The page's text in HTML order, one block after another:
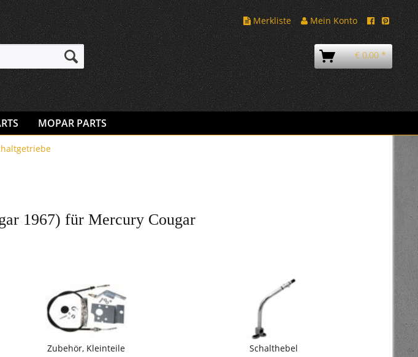
Merkliste
Mein Konto
€ 0,00 *
MOPAR PARTS
1967) für Mercury Cougar
Zubehör, Kleinteile Schalthebel